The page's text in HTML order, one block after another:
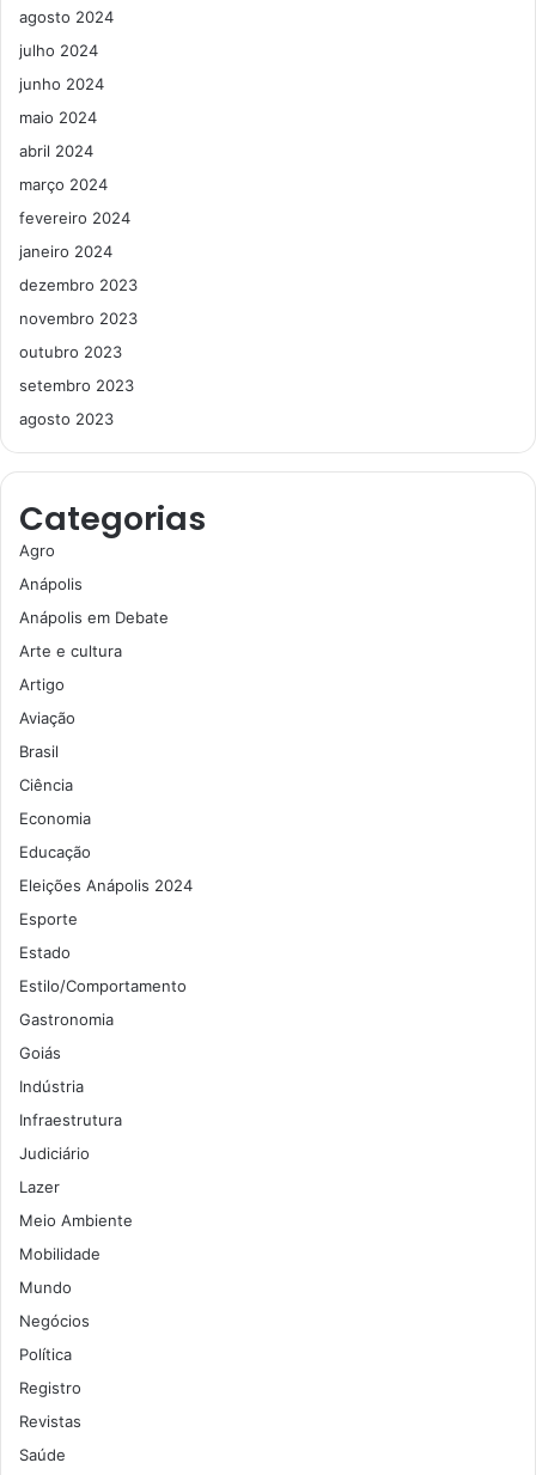
agosto 2024
julho 2024
junho 2024
maio 2024
abril 2024
março 2024
fevereiro 2024
janeiro 2024
dezembro 2023
novembro 2023
outubro 2023
setembro 2023
agosto 2023
Categorias
Agro
Anápolis
Anápolis em Debate
Arte e cultura
Artigo
Aviação
Brasil
Ciência
Economia
Educação
Eleições Anápolis 2024
Esporte
Estado
Estilo/Comportamento
Gastronomia
Goiás
Indústria
Infraestrutura
Judiciário
Lazer
Meio Ambiente
Mobilidade
Mundo
Negócios
Política
Registro
Revistas
Saúde